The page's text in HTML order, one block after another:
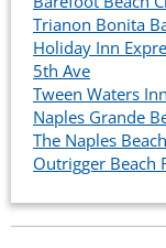
Trianon Bonita
Holiday Inn
5th Ave
Tween Waters Inn
Naples Grande
The Naples
Outrigger Beach